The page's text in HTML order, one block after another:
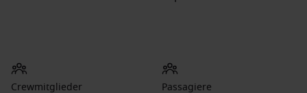
Crewmitglieder
Passagiere